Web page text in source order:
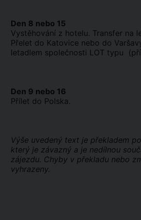
Den 8 nebo 15
Vystěhování z hotelu. Transfer na
Přelet do Katovice nebo do
letadlem společnosti LOT typu
Den 9 nebo 16
Přílet do Polska.
Výše uvedený text je překladem
který je závazný a je nedílnou
zájezdu. Chyby v překladu nebo
vyhrazeny.